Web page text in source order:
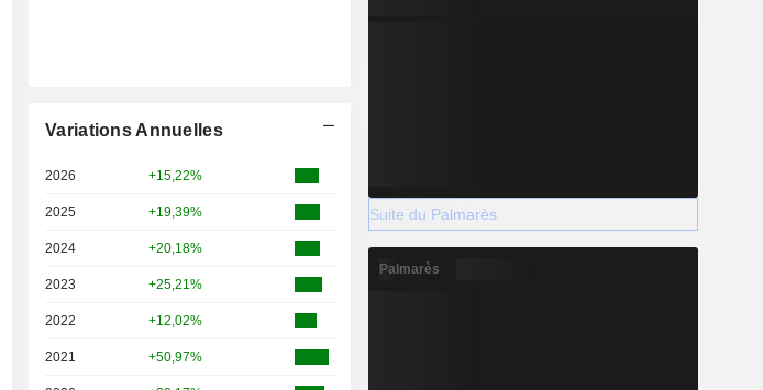
Variations Annuelles
2026 +15,22%
2025 +19,39%
2024 +20,18%
2023 +25,21%
2022 +12,02%
2021 +50,97%
Suite du Palmarès
Palmarès